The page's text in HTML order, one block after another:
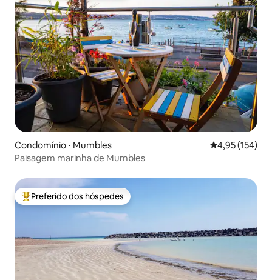
Condomínio ⋅ Mumbles 4,95 de uma
4,95 (154)
Paisagem marinha de Mumbles
Entre os melhores preferidos dos hóspedes
Preferido dos hóspedes